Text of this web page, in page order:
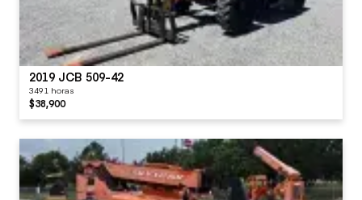
2019 JCB 509-42
3491 horas
$38,900